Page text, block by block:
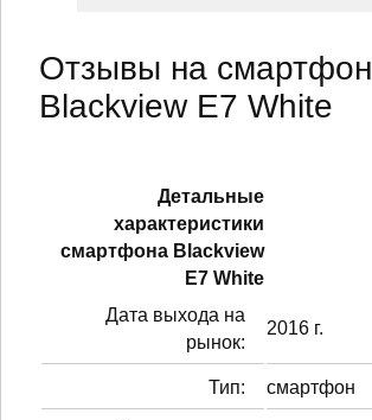
Отзывы на смартфон
Blackview E7 White
Детальные
характеристики
смартфонa Blackview
E7 White
Дата выхода на
рынок:
2016 г.
Тип: смартфон